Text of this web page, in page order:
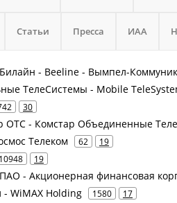
Статьи Пресса ИАА
- Beeline - Вымпел-
ТелеСистемы - Mobile
30
ОТС - Комстар Объединенные
Телеком 62 19
10948 19
- Акционерная финансовая
- WiMAX Holding 1580 17